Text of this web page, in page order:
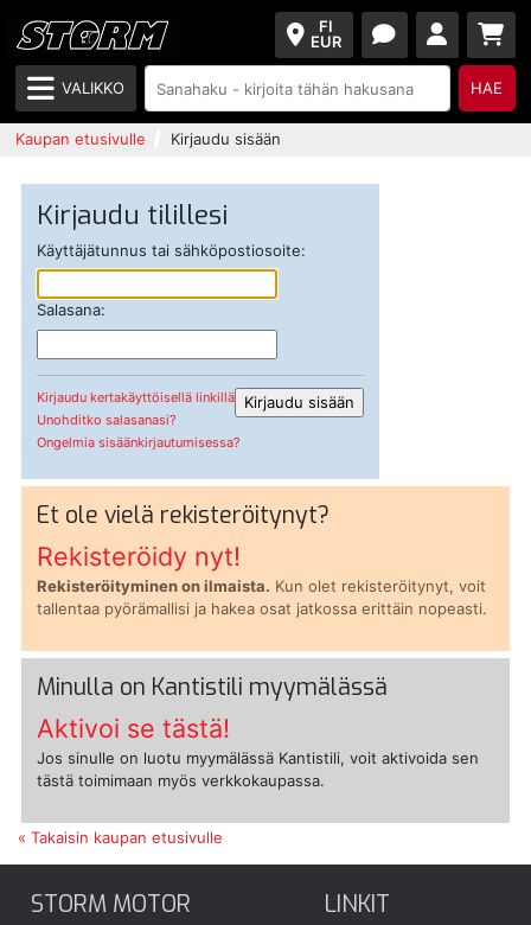
FI
EUR
VALIKKO HAE
Kaupan etusivulle Kirjaudu sisään
Kirjaudu tilillesi
Käyttäjätunnus tai sähköpostiosoite:
Salasana:
Kirjaudu kertakäyttöisellä linkillä
Unohditko salasanasi?
Ongelmia sisäänkirjautumisessa?
Et ole vielä rekisteröitynyt?
Rekisteröidy nyt!
Rekisteröityminen on ilmaista. Kun olet rekisteröitynyt, voit
tallentaa pyörämallisi ja hakea osat jatkossa erittäin nopeasti.
Minulla on Kantistili myymälässä
Aktivoi se tästä!
Jos sinulle on luotu myymälässä Kantistili, voit aktivoida sen
tästä toimimaan myös verkkokaupassa.
« Takaisin kaupan etusivulle
STORM MOTOR LINKIT